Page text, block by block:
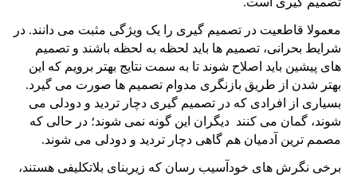
معمولا قاطعیت در تصمیم گیری را یک ویژگی مثبت می دانند. در
شرایط بحرانی، تصمیم ها باید لحظه به لحظه باشند و تصمیم
های پیشین باید اصلاح شوند تا به سمت نتایج بهتر برویم که این
بهتر شدن از طریق بازنگری مدوام تصمیم ها صورت می گیرد.
بسیاری از افرادی که در تصمیم گیری دچار تردید و دودلی می
شوند، گمان می کنند دیگران این گونه نمی شوند؛ در حالی که
مصمم ترین آدمیان هم گاهی دچار تردید و دودلی می شوند.
برخی نگرش های خودآسیب رسان که زیربنای بلاتکلیفی هستند،